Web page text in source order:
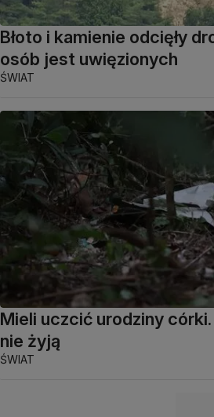
Błoto i kamienie odcięły
osób jest uwięzionych
ŚWIAT
Mieli uczcić urodziny
nie żyją
ŚWIAT